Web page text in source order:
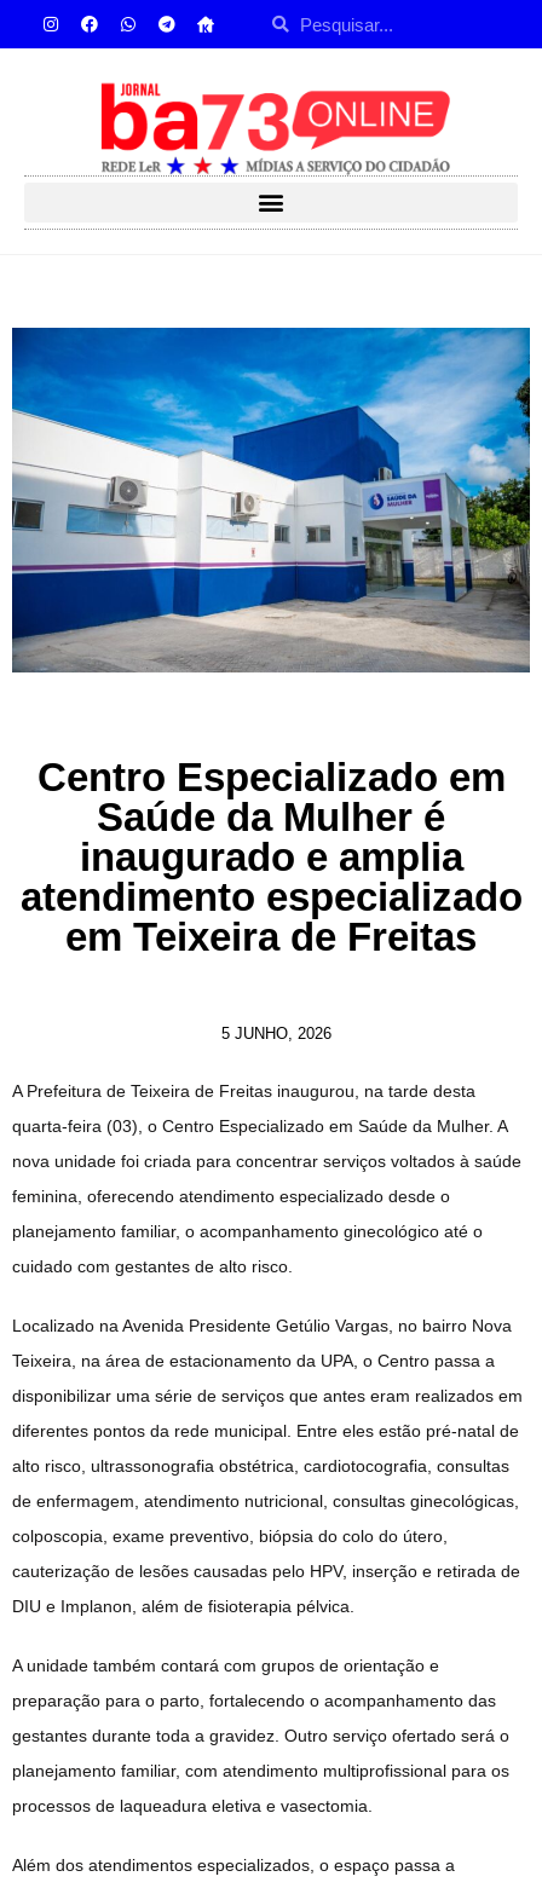
Centro Especializado em
Saúde da Mulher é
inaugurado e amplia
atendimento especializado
em Teixeira de Freitas
5 JUNHO, 2026
A Prefeitura de Teixeira de Freitas inaugurou, na tarde desta
quarta-feira (03), o Centro Especializado em Saúde da Mulher. A
nova unidade foi criada para concentrar serviços voltados à saúde
feminina, oferecendo atendimento especializado desde o
planejamento familiar, o acompanhamento ginecológico até o
cuidado com gestantes de alto risco.
Localizado na Avenida Presidente Getúlio Vargas, no bairro Nova
Teixeira, na área de estacionamento da UPA, o Centro passa a
disponibilizar uma série de serviços que antes eram realizados em
diferentes pontos da rede municipal. Entre eles estão pré-natal de
alto risco, ultrassonografia obstétrica, cardiotocografia, consultas
de enfermagem, atendimento nutricional, consultas ginecológicas,
colposcopia, exame preventivo, biópsia do colo do útero,
cauterização de lesões causadas pelo HPV, inserção e retirada de
DIU e Implanon, além de fisioterapia pélvica.
A unidade também contará com grupos de orientação e
preparação para o parto, fortalecendo o acompanhamento das
gestantes durante toda a gravidez. Outro serviço ofertado será o
planejamento familiar, com atendimento multiprofissional para os
processos de laqueadura eletiva e vasectomia.
Além dos atendimentos especializados, o espaço passa a